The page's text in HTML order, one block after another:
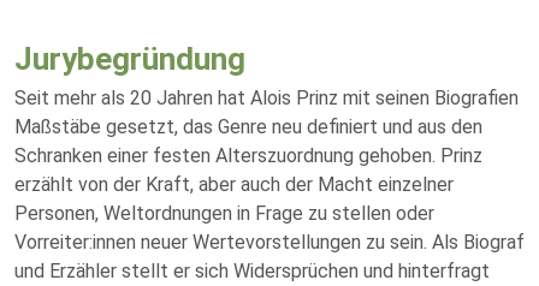
Jurybegründung
Seit mehr als 20 Jahren hat Alois Prinz mit seinen Biografien
Maßstäbe gesetzt, das Genre neu definiert und aus den
Schranken einer festen Alterszuordnung gehoben. Prinz
erzählt von der Kraft, aber auch der Macht einzelner
Personen, Weltordnungen in Frage zu stellen oder
Vorreiter:innen neuer Wertevorstellungen zu sein. Als Biograf
und Erzähler stellt er sich Widersprüchen und hinterfragt